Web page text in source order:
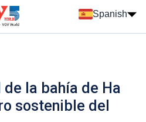
Spanish
la bahía de Ha
sostenible del